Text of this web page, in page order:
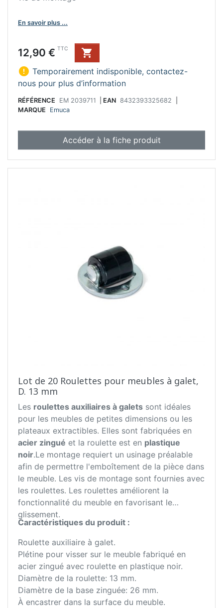
En savoir plus ...
Prix
12,90 € TTC

 Temporairement indisponible, contactez-
nous pour plus d’information
RÉFÉRENCE EM 2039711 EAN 8432393325682
MARQUE
Emuca
Accéder à la fiche produit
Lot de 20 Roulettes pour meubles à galet,
D. 13 mm
Les roulettes auxiliaires à galets sont idéales
pour les meubles de petites dimensions ou les
plateaux extractibles. Elles sont fabriquées en
acier zingué et la roulette est en plastique
noir.Le montage requiert un usinage préalable
afin de permettre l'emboîtement de la pièce dans
le meuble. Les vis de montage sont fournies avec
les roulettes. Les roulettes améliorent la
fonctionnalité du meuble en favorisant le
glissement.
Caractéristiques du produit :
Roulette auxiliaire à galet.
Plétine pour visser sur le meuble fabriqué en
acier zingué avec roulette en plastique noir.
Diamètre de la roulette: 13 mm.
Diamètre de la base zinguée: 26 mm.
À encastrer dans la surface du meuble.